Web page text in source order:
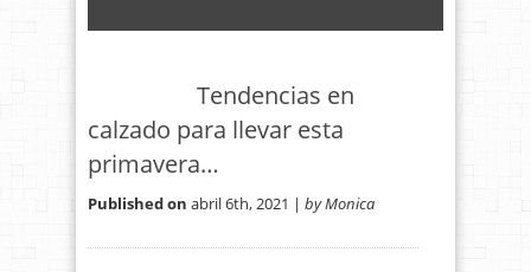
Tendencias en
calzado para llevar esta
primavera…
Published on abril 6th, 2021 | by Monica